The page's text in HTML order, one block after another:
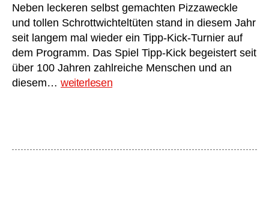
Neben leckeren selbst gemachten Pizzaweckle
und tollen Schrottwichteltüten stand in diesem Jahr
seit langem mal wieder ein Tipp-Kick-Turnier auf
dem Programm. Das Spiel Tipp-Kick begeistert seit
über 100 Jahren zahlreiche Menschen und an
diesem… Weihnachtsfeier
weiterlesen